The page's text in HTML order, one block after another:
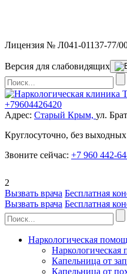
Лицензия № Л041-01137-77/
Версия для слабовидящих
+79604426420
Адрес: Старый Крым, ул.
Круглосуточно, без выходных
Звоните сейчас: +7 960 442-
2
Вызвать врача Бесплатная
Вызвать врача Бесплатная
Наркологическая
Наркологическая
Капельница от
Капельница от